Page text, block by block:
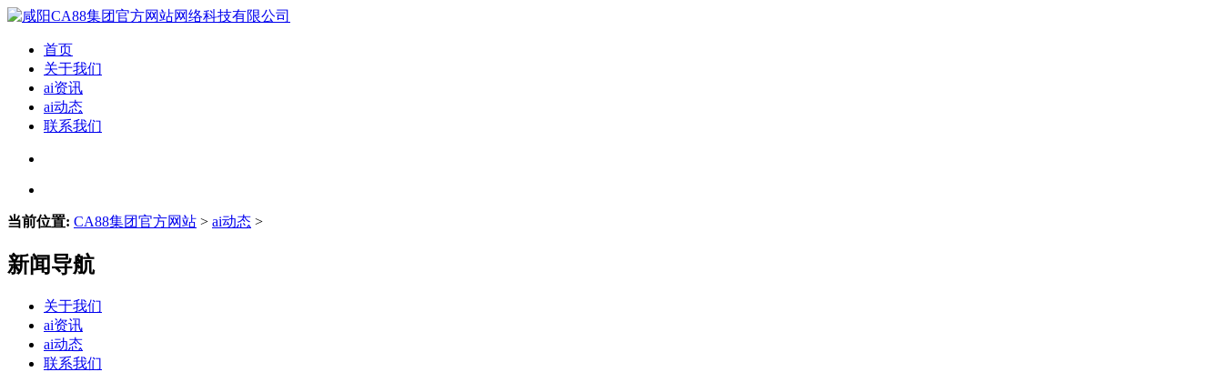
首页
关于我们
ai资讯
ai动态
联系我们
当前位置: CA88集团官方网站 > ai动态 >
新闻导航
关于我们
ai资讯
ai动态
联系我们